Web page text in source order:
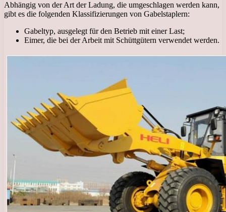
Abhängig von der Art der Ladung, die umgeschlagen werden kann,
gibt es die folgenden Klassifizierungen von Gabelstaplern:
Gabeltyp, ausgelegt für den Betrieb mit einer Last;
Eimer, die bei der Arbeit mit Schüttgütern verwendet werden.